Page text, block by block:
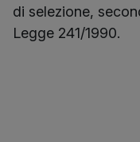
di selezione,
Legge 241/1990.